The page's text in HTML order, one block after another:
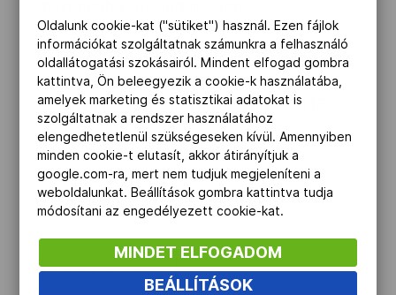
szerepelhetnek.
A csoport, 1. torna, 3. forduló:
Spanyolország-Magyarország 3-1 (18,
-20, 21, 16)
(Forrás: MTI)
OLIMPIAI SPORT
Oldalunk cookie-kat ("sütiket") használ. Ezen fájlok
információkat szolgáltatnak számunkra a felhasználó
oldallátogatási szokásairól. Mindent elfogad gombra
kattintva, Ön beleegyezik a cookie-k használatába,
amelyek marketing és statisztikai adatokat is
szolgáltatnak a rendszer használatához
elengedhetetlenül szükségeseken kívül. Amennyiben
minden cookie-t elutasít, akkor átirányítjuk a
google.com-ra, mert nem tudjuk megjeleníteni a
weboldalunkat. Beállítások gombra kattintva tudja
módosítani az engedélyezett cookie-kat.
MINDET ELFOGADOM
BEÁLLÍTÁSOK